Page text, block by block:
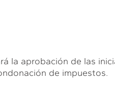
la aprobación de las
de impuestos.